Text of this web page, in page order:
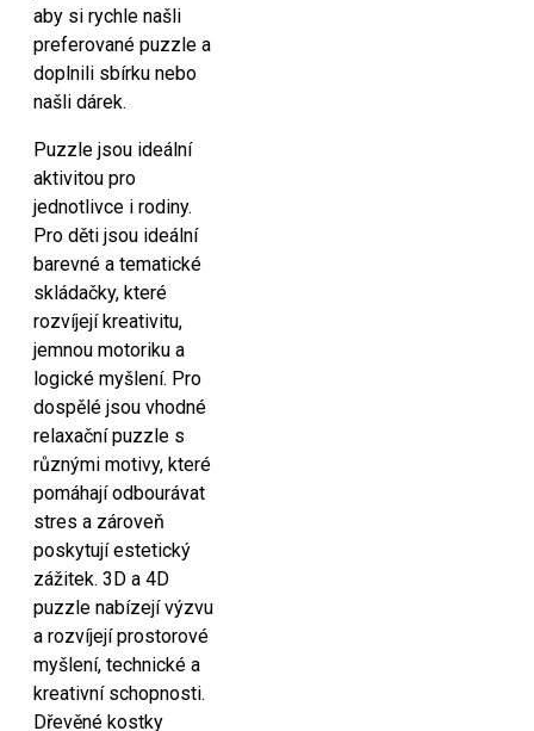
aby si rychle našli
preferované puzzle a
doplnili sbírku nebo
našli dárek.
Puzzle jsou ideální
aktivitou pro
jednotlivce i rodiny.
Pro děti jsou ideální
barevné a tematické
skládačky, které
rozvíjejí kreativitu,
jemnou motoriku a
logické myšlení. Pro
dospělé jsou vhodné
relaxační puzzle s
různými motivy, které
pomáhají odbourávat
stres a zároveň
poskytují estetický
zážitek. 3D a 4D
puzzle nabízejí výzvu
a rozvíjejí prostorové
myšlení, technické a
kreativní schopnosti.
Dřevěné kostky